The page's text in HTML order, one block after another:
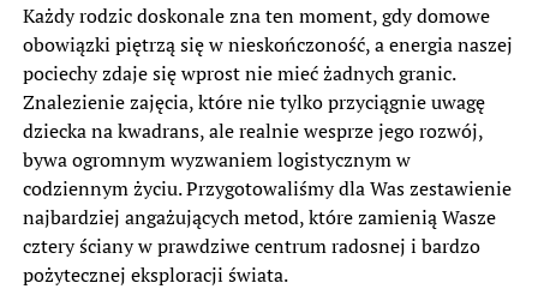
Każdy rodzic doskonale zna ten moment, gdy domowe
obowiązki piętrzą się w nieskończoność, a energia naszej
pociechy zdaje się wprost nie mieć żadnych granic.
Znalezienie zajęcia, które nie tylko przyciągnie uwagę
dziecka na kwadrans, ale realnie wesprze jego rozwój,
bywa ogromnym wyzwaniem logistycznym w
codziennym życiu. Przygotowaliśmy dla Was zestawienie
najbardziej angażujących metod, które zamienią Wasze
cztery ściany w prawdziwe centrum radosnej i bardzo
pożytecznej eksploracji świata.